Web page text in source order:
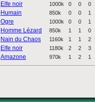
Elfe noir 1000k 0 0
0
Humain 850k 0 0
1
Ogre 1000k 0 0
1
Homme Lézard 850k 1 1
0
Nain du Chaos 1160k 1 1
2
Elfe noir 1180k 2 2
3
Amazone 970k 1 2 1